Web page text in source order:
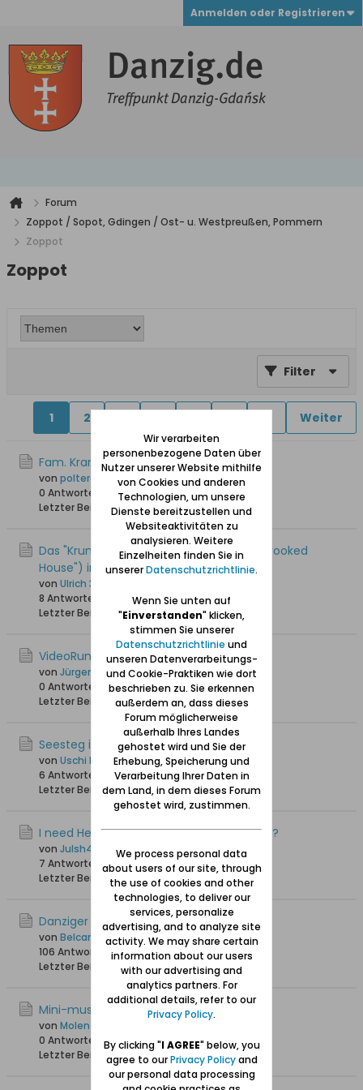
Anmelden oder Registrieren
Forum
Zoppot / Sopot, Gdingen / Ost- u. Westpreußen, Pommern
Zoppot
Zoppot
Filter
1 2 Weiter
Fam. Krantzen Körnerstr. 16 Zoppot
von polterdo
0 Antworten
1.294 Hits0 Likes
Letzter Beitrag10.12.2025, 17:13
Das "Krumme Haus" ("Krzywy Domek", "Crooked
House") in Zoppot
von Ulrich 31
8 Antworten
9.943 Hits0 Likes
Letzter Beitrag
24.06.2025, 12:40
VideoRundgang durch Zoppot
von Jürgen_W
0 Antworten
1.770 Hits0 Likes
Letzter Beitrag
29.05.2025, 12:13
Seesteg in Zoppot
von Uschi Danziger
6 Antworten
21.705 Hits0 Likes
Letzter Beitrag26.05.2025, 19:07
I need Help. 1910 Picture, where was taken?
von Julsh47
7 Antworten
2.649 Hits0 Likes
Letzter Beitrag05.05.2025, 08:25
Danziger Singakademie
von Belcanto
106 Antworten 189.350 Hits0 Likes
Letzter Beitrag
01.01.2025, 15:04
Mini-museum rybackie
von Molenfeuer
0 Antworten
1.652 Hits0 Likes
Letzter Beitrag31.10.2024, 18:51
Wir verarbeiten
personenbezogene Daten über
Nutzer unserer Website mithilfe
von Cookies und anderen
Technologien, um unsere
Dienste bereitzustellen und
Websiteaktivitäten zu
analysieren. Weitere
Einzelheiten finden Sie in
unsererDatenschutzrichtlinie.
Wenn Sie unten auf
"Einverstanden" klicken,
stimmen Sie unserer
Datenschutzrichtlinie und
unseren Datenverarbeitungs-
und Cookie-Praktiken wie dort
beschrieben zu. Sie erkennen
außerdem an, dass dieses
Forum möglicherweise
außerhalb Ihres Landes
gehostet wird und Sie der
Erhebung, Speicherung und
Verarbeitung Ihrer Daten in
dem Land, in dem dieses Forum
gehostet wird, zustimmen.
We process personal data
about users of our site, through
the use of cookies and other
technologies, to deliver our
services, personalize
advertising, and to analyze site
activity. We may share certain
information about our users
with our advertising and
analytics partners. For
additional details, refer to our
Privacy Policy.
By clicking "I AGREE" below, you
agree to ourPrivacy Policyand
our personal data processing